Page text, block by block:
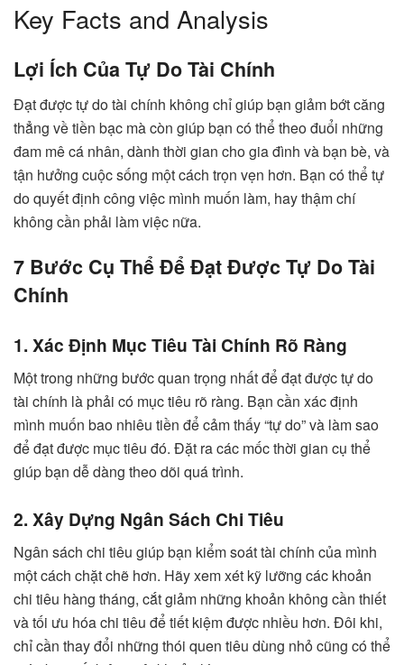
Key Facts and Analysis
Lợi Ích Của Tự Do Tài Chính
Đạt được tự do tài chính không chỉ giúp bạn giảm bớt căng
thẳng về tiền bạc mà còn giúp bạn có thể theo đuổi những
đam mê cá nhân, dành thời gian cho gia đình và bạn bè, và
tận hưởng cuộc sống một cách trọn vẹn hơn. Bạn có thể tự
do quyết định công việc mình muốn làm, hay thậm chí
không cần phải làm việc nữa.
7 Bước Cụ Thể Để Đạt Được Tự Do Tài
Chính
1. Xác Định Mục Tiêu Tài Chính Rõ Ràng
Một trong những bước quan trọng nhất để đạt được tự do
tài chính là phải có mục tiêu rõ ràng. Bạn cần xác định
mình muốn bao nhiêu tiền để cảm thấy “tự do” và làm sao
để đạt được mục tiêu đó. Đặt ra các mốc thời gian cụ thể
giúp bạn dễ dàng theo dõi quá trình.
2. Xây Dựng Ngân Sách Chi Tiêu
Ngân sách chi tiêu giúp bạn kiểm soát tài chính của mình
một cách chặt chẽ hơn. Hãy xem xét kỹ lưỡng các khoản
chi tiêu hàng tháng, cắt giảm những khoản không cần thiết
và tối ưu hóa chi tiêu để tiết kiệm được nhiều hơn. Đôi khi,
chỉ cần thay đổi những thói quen tiêu dùng nhỏ cũng có thể